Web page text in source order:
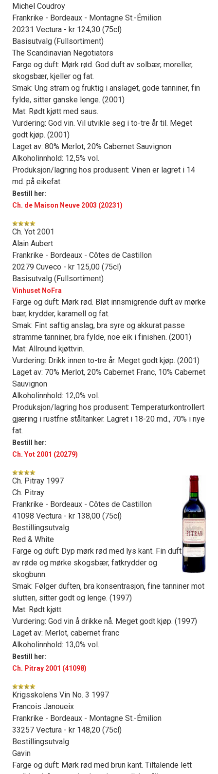
Michel Coudroy
Frankrike - Bordeaux - Montagne St.-Émilion
20231 Vectura - kr 124,30 (75cl)
Basisutvalg (Fullsortiment)
The Scandinavian Negotiators
Farge og duft: Mørk rød. God duft av solbær, moreller,
skogsbær, kjeller og fat.
Smak: Ung stram og fruktig i anslaget, gode tanniner, fin
fylde, sitter ganske lenge. (2001)
Mat: Rødt kjøtt med saus.
Vurdering: God vin. Vil utvikle seg i to-tre år til. Meget
godt kjøp. (2001)
Laget av: 80% Merlot, 20% Cabernet Sauvignon
Alkoholinnhold: 12,5% vol.
Produksjon/lagring hos produsent: Vinen er lagret i 14
md. på eikefat.
Bestill her:
Ch. de Maison Neuve 2003 (20231)
Ch. Yot 2001
Alain Aubert
Frankrike - Bordeaux - Côtes de Castillon
20279 Cuveco - kr 125,00 (75cl)
Basisutvalg (Fullsortiment)
Vinhuset NoFra
Farge og duft: Mørk rød. Bløt innsmigrende duft av mørke
bær, krydder, karamell og fat.
Smak: Fint saftig anslag, bra syre og akkurat passe
stramme tanniner, bra fylde, noe eik i finishen. (2001)
Mat: Allround kjøttvin.
Vurdering: Drikk innen to-tre år. Meget godt kjøp. (2001)
Laget av: 70% Merlot, 20% Cabernet Franc, 10% Cabernet
Sauvignon
Alkoholinnhold: 12,0% vol.
Produksjon/lagring hos produsent: Temperaturkontrollert
gjæring i rustfrie ståltanker. Lagret i 18-20 md., 70% i nye
fat.
Bestill her:
Ch. Yot 2001 (20279)
Ch. Pitray 1997
Ch. Pitray
Frankrike - Bordeaux - Côtes de Castillon
41098 Vectura - kr 138,00 (75cl)
Bestillingsutvalg
Red & White
Farge og duft: Dyp mørk rød med lys kant. Fin duft
av røde og mørke skogsbær, fatkrydder og
skogbunn.
Smak: Følger duften, bra konsentrasjon, fine tanniner mot
slutten, sitter godt og lenge. (1997)
Mat: Rødt kjøtt.
Vurdering: God vin å drikke nå. Meget godt kjøp. (1997)
Laget av: Merlot, cabernet franc
Alkoholinnhold: 13,0% vol.
Bestill her:
Ch. Pitray 2001 (41098)
Krigsskolens Vin No. 3 1997
Francois Janoueix
Frankrike - Bordeaux - Montagne St.-Émilion
33257 Vectura - kr 148,20 (75cl)
Bestillingsutvalg
Gavin
Farge og duft: Mørk rød med brun kant. Tiltalende lett